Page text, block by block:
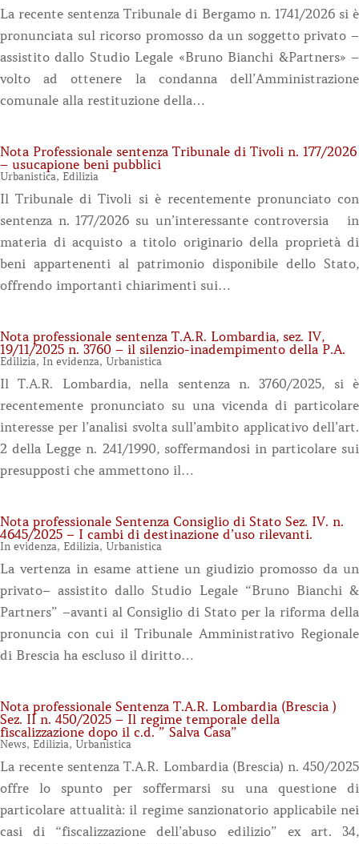
La recente sentenza Tribunale di Bergamo n. 1741/2026 si è
pronunciata sul ricorso promosso da un soggetto privato –
assistito dallo Studio Legale «Bruno Bianchi &Partners» –
volto ad ottenere la condanna dell’Amministrazione
comunale alla restituzione della…
Nota Professionale sentenza Tribunale di Tivoli n. 177/2026
– usucapione beni pubblici
Urbanistica, Edilizia
Il Tribunale di Tivoli si è recentemente pronunciato con
sentenza n. 177/2026 su un’interessante controversia in
materia di acquisto a titolo originario della proprietà di
beni appartenenti al patrimonio disponibile dello Stato,
offrendo importanti chiarimenti sui…
Nota professionale sentenza T.A.R. Lombardia, sez. IV,
19/11/2025 n. 3760 – il silenzio-inadempimento della P.A.
Edilizia, In evidenza, Urbanistica
Il T.A.R. Lombardia, nella sentenza n. 3760/2025, si è
recentemente pronunciato su una vicenda di particolare
interesse per l’analisi svolta sull’ambito applicativo dell’art.
2 della Legge n. 241/1990, soffermandosi in particolare sui
presupposti che ammettono il…
Nota professionale Sentenza Consiglio di Stato Sez. IV. n.
4645/2025 – I cambi di destinazione d’uso rilevanti.
In evidenza, Edilizia, Urbanistica
La vertenza in esame attiene un giudizio promosso da un
privato– assistito dallo Studio Legale “Bruno Bianchi &
Partners” –avanti al Consiglio di Stato per la riforma della
pronuncia con cui il Tribunale Amministrativo Regionale
di Brescia ha escluso il diritto…
Nota professionale Sentenza T.A.R. Lombardia (Brescia )
Sez. II n. 450/2025 – Il regime temporale della
fiscalizzazione dopo il c.d. ” Salva Casa”
News, Edilizia, Urbanistica
La recente sentenza T.A.R. Lombardia (Brescia) n. 450/2025
offre lo spunto per soffermarsi su una questione di
particolare attualità: il regime sanzionatorio applicabile nei
casi di “fiscalizzazione dell’abuso edilizio” ex art. 34,